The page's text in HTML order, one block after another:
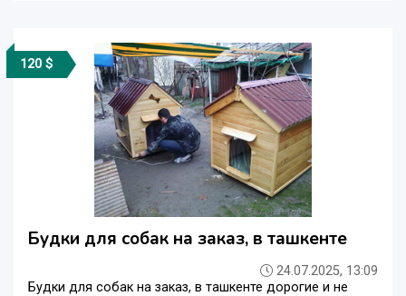
120 $
Будки для собак на заказ, в ташкенте
24.07.2025, 13:09
Будки для собак на заказ, в ташкенте дорогие и не